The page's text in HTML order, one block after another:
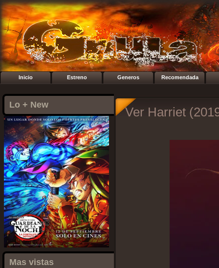
Inicio Estreno Generos Recomendada
Lo + New
Mas vistas
Ver Harriet